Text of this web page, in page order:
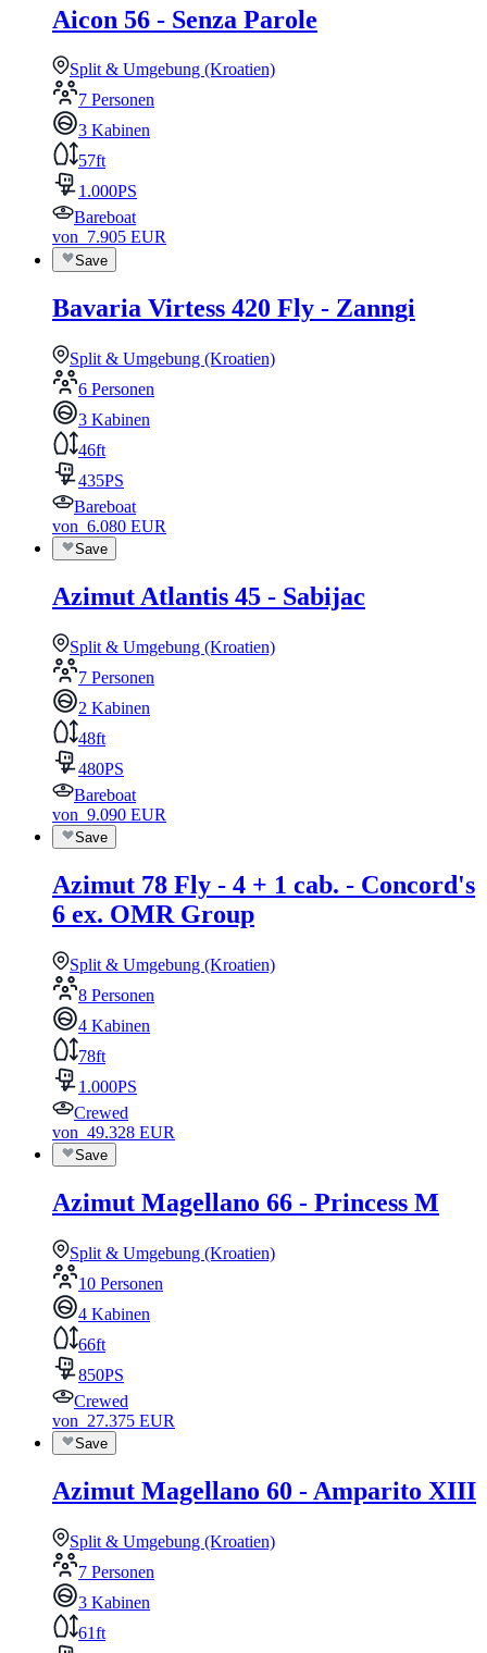
Aicon 56 - Senza Parole
Split & Umgebung (Kroatien)
7 Personen
3 Kabinen
57ft
1.000PS
Bareboat
von 7.905 EUR
Save
Bavaria Virtess 420 Fly - Zanngi
Split & Umgebung (Kroatien)
6 Personen
3 Kabinen
46ft
435PS
Bareboat
von 6.080 EUR
Save
Azimut Atlantis 45 - Sabijac
Split & Umgebung (Kroatien)
7 Personen
2 Kabinen
48ft
480PS
Bareboat
von 9.090 EUR
Save
Azimut 78 Fly - 4 + 1 cab. - Concord's
6 ex. OMR Group
Split & Umgebung (Kroatien)
8 Personen
4 Kabinen
78ft
1.000PS
Crewed
von 49.328 EUR
Save
Azimut Magellano 66 - Princess M
Split & Umgebung (Kroatien)
10 Personen
4 Kabinen
66ft
850PS
Crewed
von 27.375 EUR
Save
Azimut Magellano 60 - Amparito XIII
Split & Umgebung (Kroatien)
7 Personen
3 Kabinen
61ft